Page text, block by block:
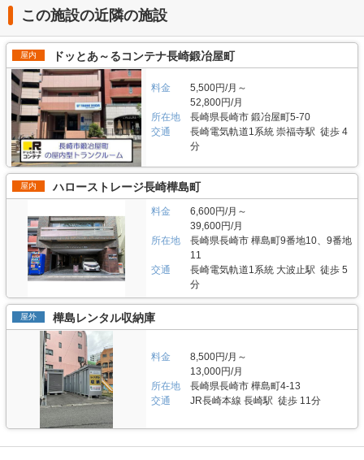
この施設の近隣の施設
屋内 ドッとあ～るコンテナ長崎鍛冶屋町
料金
5,500円/月～
52,800円/月
所在地
長崎県長崎市 鍛冶屋町5-70
交通
長崎電気軌道1系統 崇福寺駅 徒歩 4
分
屋内 ハローストレージ長崎樺島町
料金
6,600円/月～
39,600円/月
所在地
長崎県長崎市 樺島町9番地10、9番地
11
交通
長崎電気軌道1系統 大波止駅 徒歩 5
分
屋外 樺島レンタル収納庫
料金
8,500円/月～
13,000円/月
所在地
長崎県長崎市 樺島町4-13
交通
JR長崎本線 長崎駅 徒歩 11分